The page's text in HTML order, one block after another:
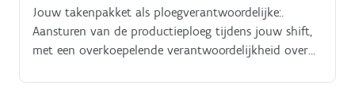
Jouw takenpakket als ploegverantwoordelijke:.
Aansturen van de productieploeg tijdens jouw shift,
met een overkoepelende verantwoordelijkheid over